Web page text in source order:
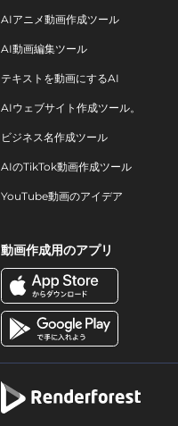
AIアニメ動画作成ツール
AI動画編集ツール
テキストを動画にするAI
AIウェブサイト作成ツール。
ビジネス名作成ツール
AIのTikTok動画作成ツール
YouTube動画のアイデア
動画作成用のアプリ